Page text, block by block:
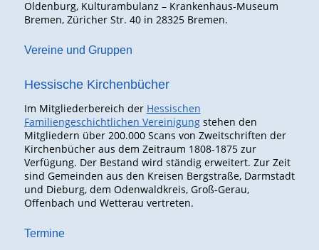
Oldenburg, Kulturambulanz – Krankenhaus-Museum
Bremen, Züricher Str. 40 in 28325 Bremen.
Vereine und Gruppen
Hessische Kirchenbücher
Im Mitgliederbereich der Hessischen
Familiengeschichtlichen Vereinigungstehen den
Mitgliedern über 200.000 Scans von Zweitschriften der
Kirchenbücher aus dem Zeitraum 1808-1875 zur
Verfügung. Der Bestand wird ständig erweitert. Zur Zeit
sind Gemeinden aus den Kreisen Bergstraße, Darmstadt
und Dieburg, dem Odenwaldkreis, Groß-Gerau,
Offenbach und Wetterau vertreten.
Termine